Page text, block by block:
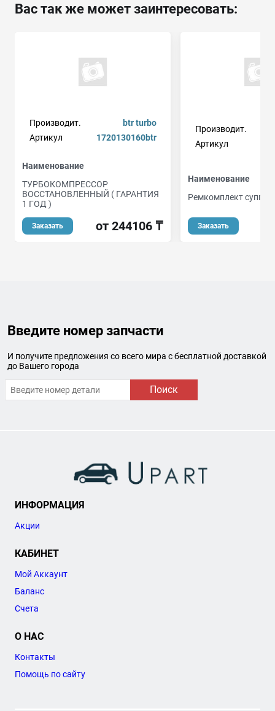
Вас так же может заинтересовать:
Производит.
btr turbo
Артикул
1720130160btr
Наименование
ТУРБОКОМПРЕССОР
ВОССТАНОВЛЕННЫЙ ( ГАРАНТИЯ
1 ГОД )
Заказать от 244106 ₸
Производит.
Артикул
Наименование
Ремкомплект
Заказать
Введите номер запчасти
И получите предложения со всего мира с бесплатной доставкой
до Вашего города
Поиск
ИНФОРМАЦИЯ
Акции
КАБИНЕТ
Мой Аккаунт
Баланс
Счета
О НАС
Контакты
Помощь по сайту